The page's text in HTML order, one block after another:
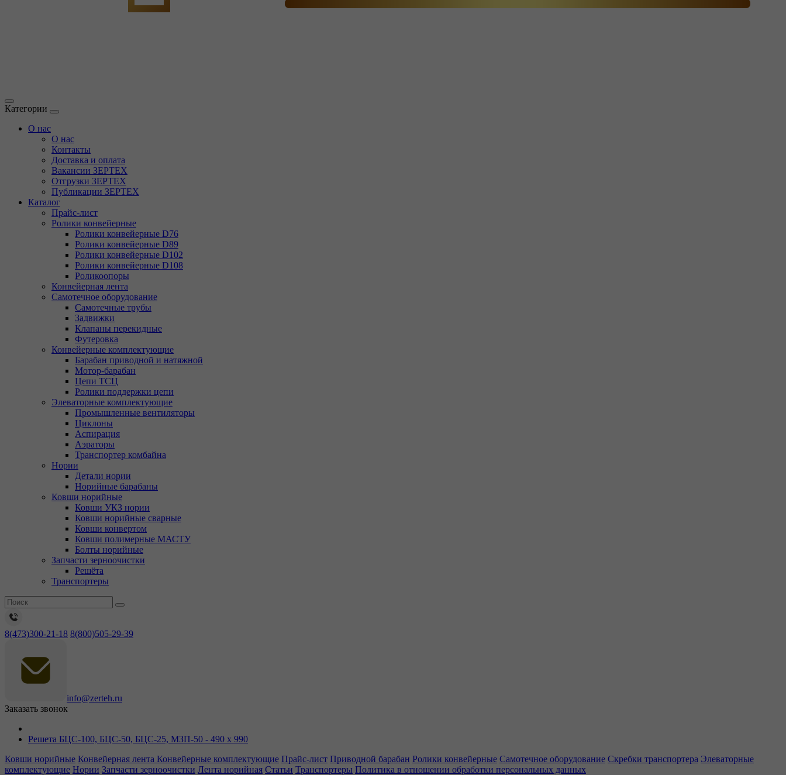
Категории
О нас
О нас
Контакты
Доставка и оплата
Вакансии ЗЕРТЕХ
Отгрузки ЗЕРТЕХ
Публикации ЗЕРТЕХ
Каталог
Прайс-лист
Ролики конвейерные
Ролики конвейерные D76
Ролики конвейерные D89
Ролики конвейерные D102
Ролики конвейерные D108
Роликоопоры
Конвейерная лента
Самотечное оборудование
Самотечные трубы
Задвижки
Клапаны перекидные
Футеровка
Конвейерные комплектующие
Барабан приводной и натяжной
Мотор-барабан
Цепи ТСЦ
Ролики поддержки цепи
Элеваторные комплектующие
Промышленные вентиляторы
Циклоны
Аспирация
Аэраторы
Транспортер комбайна
Нории
Детали нории
Норийные барабаны
Ковши норийные
Ковши УКЗ нории
Ковши норийные сварные
Ковши конвертом
Ковши полимерные МАСТУ
Болты норийные
Запчасти зерноочистки
Решёта
Транспортеры
8(473)300-21-18 8(800)505-29-39
info@zerteh.ru
Заказать звонок
Решета БЦС-100, БЦС-50, БЦС-25, МЗП-50 - 490 х 990
Ковши норийные Конвейерная лента Конвейерные комплектующие Прайс-лист Приводной барабан Ролики конвейерные Самотечное оборудование Скребки транспортера Элеваторные
комплектующие Нории Запчасти зерноочистки Лента норийная Статьи Транспортеры Политика в отношении обработки персональных данных